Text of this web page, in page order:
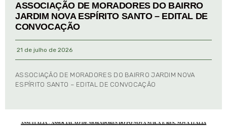
ASSOCIAÇÃO DE MORADORES DO BAIRRO
JARDIM NOVA ESPÍRITO SANTO – EDITAL DE
CONVOCAÇÃO
21 de julho de 2026
ASSOCIAÇÃO DE MORADORES DO BAIRRO JARDIM NOVA
ESPÍRITO SANTO – EDITAL DE CONVOCAÇÃO